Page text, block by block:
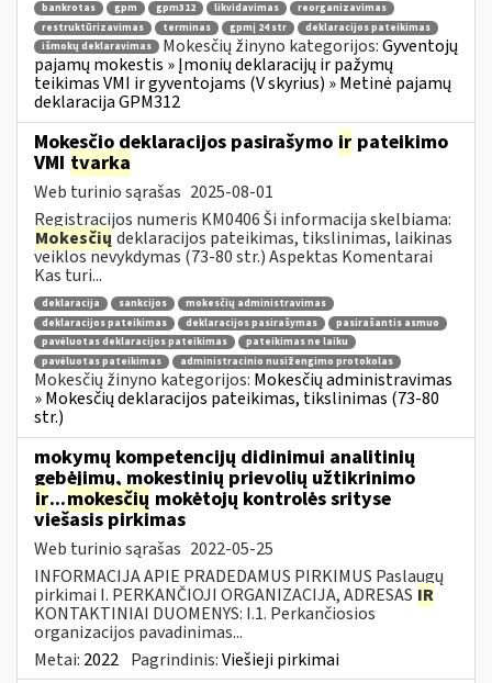
bankrotas gpm gpm312 likvidavimas
reorganizavimas
restruktūrizavimas
terminas gpmį 24 str
deklaracijos pateikimas
išmokų deklaravimas
Mokesčių žinyno kategorijos:Gyventojų
pajamų mokestis » Įmonių deklaracijų ir pažymų
teikimas VMI ir gyventojams (V skyrius) » Metinė pajamų
deklaracija GPM312
Mokesčio deklaracijos pasirašymo ir pateikimo
VMI tvarka
Web turinio sąrašas 2025-08-01
Registracijos numeris KM0406 Ši informacija skelbiama:
Mokesčių deklaracijos pateikimas, tikslinimas, laikinas
veiklos nevykdymas (73-80 str.) Aspektas Komentarai
Kas turi...
deklaracija sankcijos
mokesčių administravimas
deklaracijos pateikimas
deklaracijos pasirašymas
pasirašantis asmuo
pavėluotas deklaracijos pateikimas
pateikimas ne laiku
pavėluotas pateikimas
administracinio nusižengimo protokolas
Mokesčių žinyno kategorijos: Mokesčių administravimas
» Mokesčių deklaracijos pateikimas, tikslinimas (73-80
str.)
mokymų kompetencijų didinimui analitinių
gebėjimų, mokestinių prievolių užtikrinimo
ir...mokesčių mokėtojų kontrolės srityse
viešasis pirkimas
Web turinio sąrašas 2022-05-25
INFORMACIJA APIE PRADEDAMUS PIRKIMUS Paslaugų
pirkimai I. PERKANČIOJI ORGANIZACIJA, ADRESAS IR
KONTAKTINIAI DUOMENYS: I.1. Perkančiosios
organizacijos pavadinimas...
Metai: 2022 Pagrindinis:Viešieji pirkimai